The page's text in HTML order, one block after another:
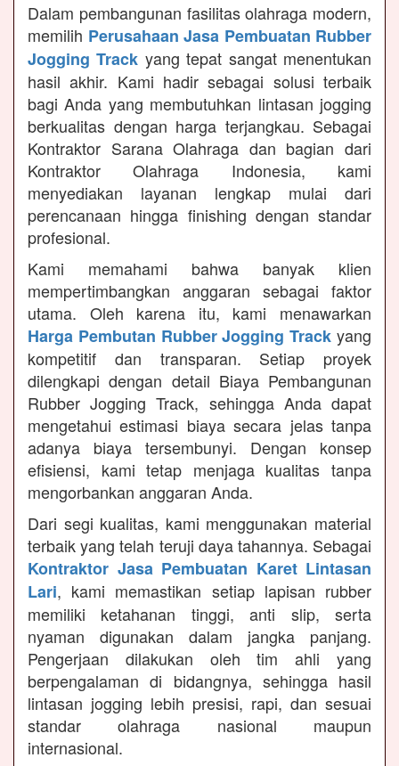
Dalam pembangunan fasilitas olahraga modern,
memilih Perusahaan Jasa Pembuatan Rubber
Jogging Track yang tepat sangat menentukan
hasil akhir. Kami hadir sebagai solusi terbaik
bagi Anda yang membutuhkan lintasan jogging
berkualitas dengan harga terjangkau. Sebagai
Kontraktor Sarana Olahraga dan bagian dari
Kontraktor Olahraga Indonesia, kami
menyediakan layanan lengkap mulai dari
perencanaan hingga finishing dengan standar
profesional.
Kami memahami bahwa banyak klien
mempertimbangkan anggaran sebagai faktor
utama. Oleh karena itu, kami menawarkan
Harga Pembutan Rubber Jogging Track yang
kompetitif dan transparan. Setiap proyek
dilengkapi dengan detail Biaya Pembangunan
Rubber Jogging Track, sehingga Anda dapat
mengetahui estimasi biaya secara jelas tanpa
adanya biaya tersembunyi. Dengan konsep
efisiensi, kami tetap menjaga kualitas tanpa
mengorbankan anggaran Anda.
Dari segi kualitas, kami menggunakan material
terbaik yang telah teruji daya tahannya. Sebagai
Kontraktor Jasa Pembuatan Karet Lintasan
Lari, kami memastikan setiap lapisan rubber
memiliki ketahanan tinggi, anti slip, serta
nyaman digunakan dalam jangka panjang.
Pengerjaan dilakukan oleh tim ahli yang
berpengalaman di bidangnya, sehingga hasil
lintasan jogging lebih presisi, rapi, dan sesuai
standar olahraga nasional maupun
internasional.